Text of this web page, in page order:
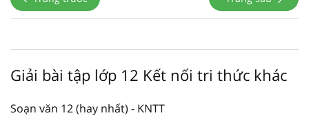
Giải bài tập lớp 12 Kết nối tri thức khác
Soạn văn 12 (hay nhất) - KNTT